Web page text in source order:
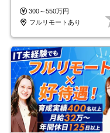
で18時退勤◎
300～550万円
フルリモートあり